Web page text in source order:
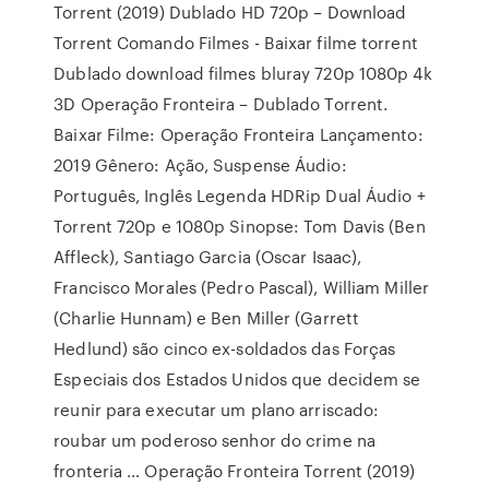
Torrent (2019) Dublado HD 720p – Download
Torrent Comando Filmes - Baixar filme torrent
Dublado download filmes bluray 720p 1080p 4k
3D Operação Fronteira – Dublado Torrent.
Baixar Filme: Operação Fronteira Lançamento:
2019 Gênero: Ação, Suspense Áudio:
Português, Inglês Legenda HDRip Dual Áudio +
Torrent 720p e 1080p Sinopse: Tom Davis (Ben
Affleck), Santiago Garcia (Oscar Isaac),
Francisco Morales (Pedro Pascal), William Miller
(Charlie Hunnam) e Ben Miller (Garrett
Hedlund) são cinco ex-soldados das Forças
Especiais dos Estados Unidos que decidem se
reunir para executar um plano arriscado:
roubar um poderoso senhor do crime na
fronteria … Operação Fronteira Torrent (2019)